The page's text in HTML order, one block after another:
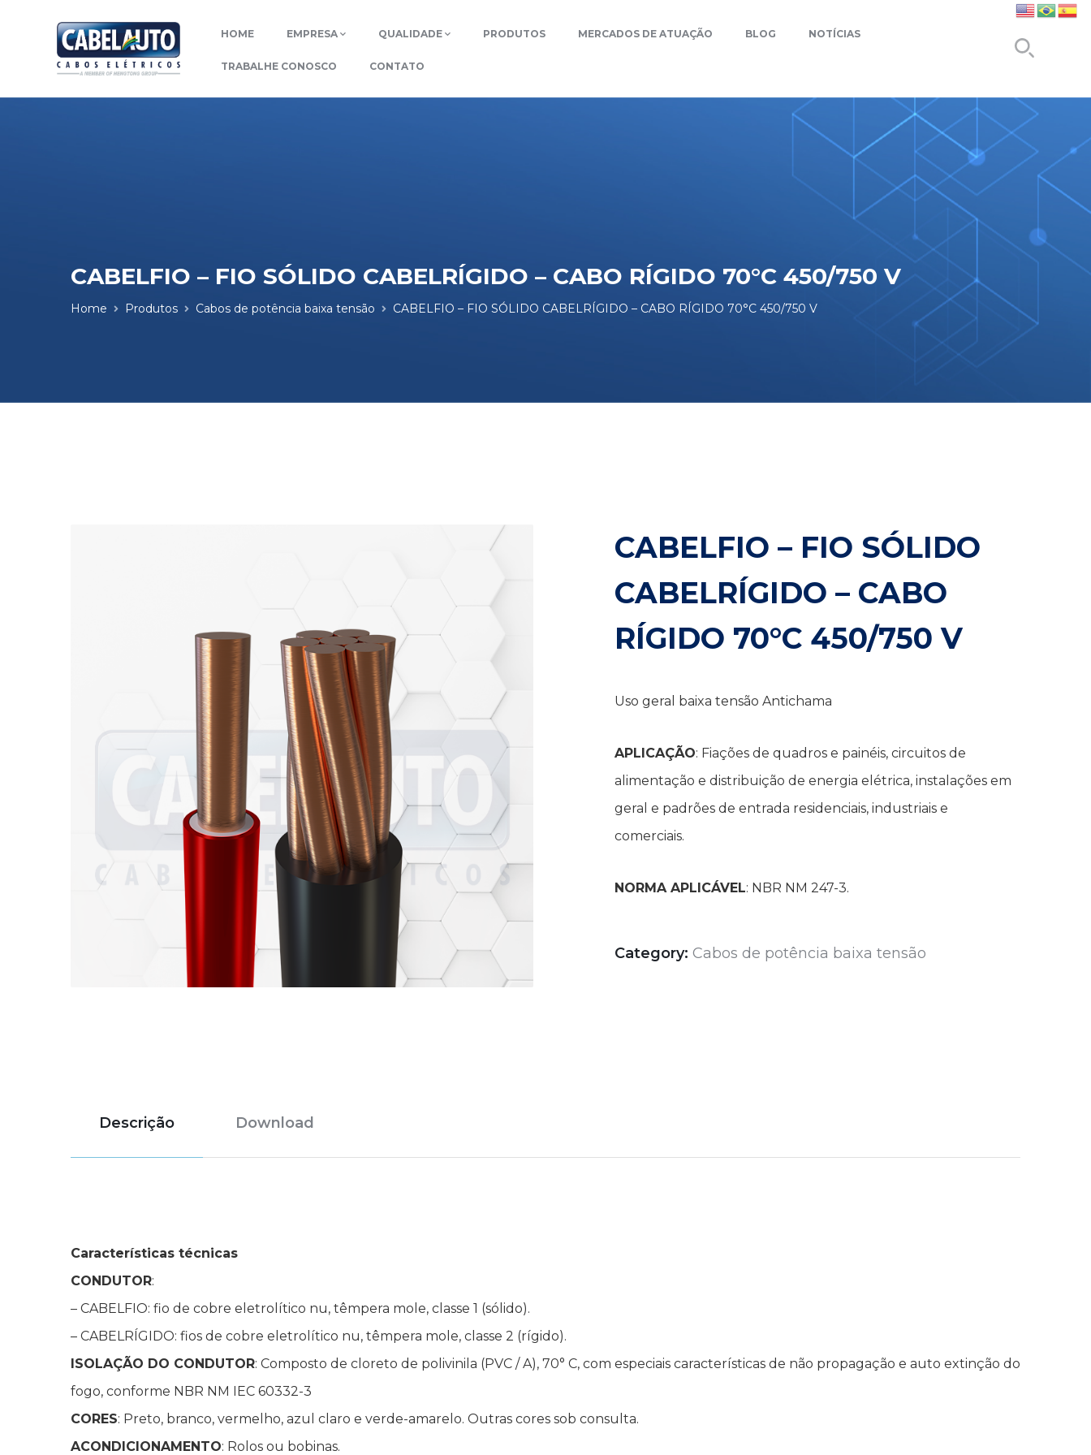
HOME EMPRESA QUALIDADE PRODUTOS MERCADOS DE ATUAÇÃO BLOG NOTÍCIAS
TRABALHE CONOSCO CONTATO
CABELFIO – FIO SÓLIDO CABELRÍGIDO – CABO RÍGIDO 70°C 450/750 V
Home Produtos Cabos de potência baixa tensão CABELFIO – FIO SÓLIDO CABELRÍGIDO – CABO RÍGIDO 70°C 450/750 V
CABELFIO – FIO SÓLIDO
CABELRÍGIDO – CABO
RÍGIDO 70°C 450/750 V
Uso geral baixa tensão Antichama
APLICAÇÃO: Fiações de quadros e painéis, circuitos de
alimentação e distribuição de energia elétrica, instalações em
geral e padrões de entrada residenciais, industriais e
comerciais.
NORMA APLICÁVEL: NBR NM 247-3.
Category: Cabos de potência baixa tensão
Descrição Download
Características técnicas
CONDUTOR:
– CABELFIO: fio de cobre eletrolítico nu, têmpera mole, classe 1 (sólido).
– CABELRÍGIDO: fios de cobre eletrolítico nu, têmpera mole, classe 2 (rígido).
ISOLAÇÃO DO CONDUTOR: Composto de cloreto de polivinila (PVC / A), 70° C, com especiais características de não propagação e auto extinção do
fogo, conforme NBR NM IEC 60332-3
CORES: Preto, branco, vermelho, azul claro e verde-amarelo. Outras cores sob consulta.
ACONDICIONAMENTO: Rolos ou bobinas.